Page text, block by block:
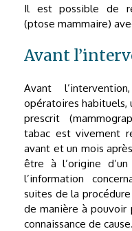
Il est possible de
(ptose mammaire)
Avant
Avant
opératoires habituels,
prescrit
tabac est vivement
avant et un mois
être à l’origine
l’information
suites de la
de manière à
connaissance de cause.